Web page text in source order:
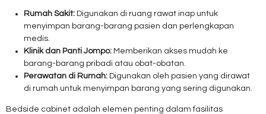
Rumah Sakit: Digunakan di ruang rawat inap untuk
menyimpan barang-barang pasien dan perlengkapan
medis.
Klinik dan Panti Jompo: Memberikan akses mudah ke
barang-barang pribadi atau obat-obatan.
Perawatan di Rumah: Digunakan oleh pasien yang dirawat
di rumah untuk menyimpan barang yang sering digunakan.
Bedside cabinet adalah elemen penting dalam fasilitas